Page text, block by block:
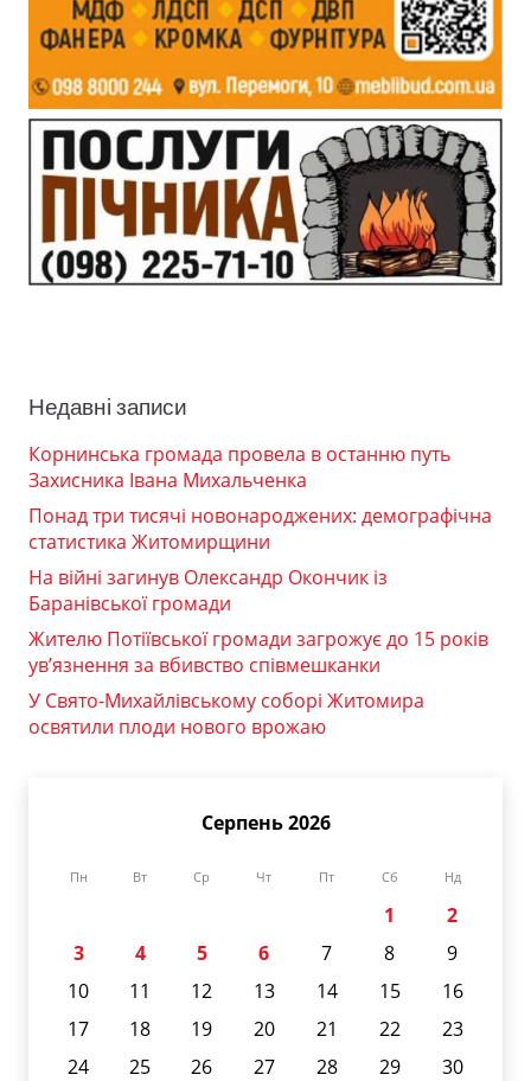
Недавні записи
Корнинська громада провела в останню путь
Захисника Івана Михальченка
Понад три тисячі новонароджених: демографічна
статистика Житомирщини
На війні загинув Олександр Окончик із
Баранівської громади
Жителю Потіївської громади загрожує до 15 років
ув’язнення за вбивство співмешканки
У Свято-Михайлівському соборі Житомира
освятили плоди нового врожаю
Серпень 2026
Пн Вт Ср Чт Пт Сб Нд
1
2
3
4 5 6 7 8
9
10
11 12 13 14 15
16
17
18 19 20 21 22
23
24
25 26 27 28 29
30